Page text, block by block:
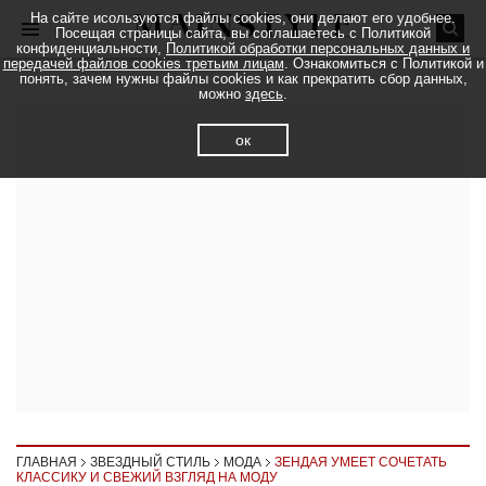
ГЛАВНАЯ ЗВЕЗДНЫЙ СТИЛЬ МОДА
ЗЕНДАЯ УМЕЕТ СОЧЕТАТЬ
КЛАССИКУ И СВЕЖИЙ ВЗГЛЯД НА МОДУ
На сайте исользуются файлы cookies, они делают его удобнее.
Посещая страницы сайта, вы соглашаетесь с Политикой
конфиденциальности, Политикой обработки персональных данных и
передачей файлов cookies третьим лицам. Ознакомиться с Политикой и
понять, зачем нужны файлы cookies и как прекратить сбор данных,
можно здесь.
ок